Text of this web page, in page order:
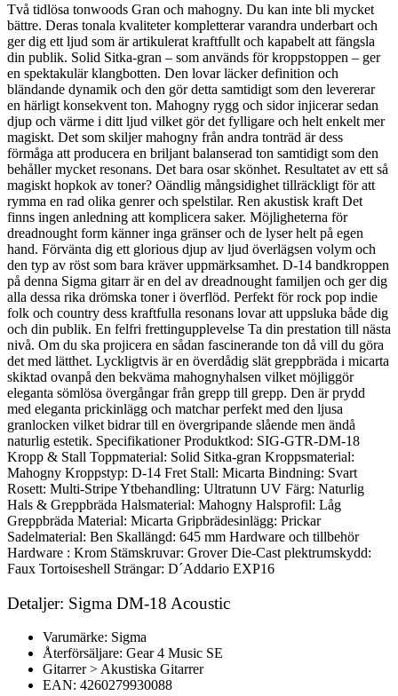
Två tidlösa tonwoods Gran och mahogny. Du kan inte bli mycket
bättre. Deras tonala kvaliteter kompletterar varandra underbart och
ger dig ett ljud som är artikulerat kraftfullt och kapabelt att fängsla
din publik. Solid Sitka-gran – som används för kroppstoppen – ger
en spektakulär klangbotten. Den lovar läcker definition och
bländande dynamik och den gör detta samtidigt som den levererar
en härligt konsekvent ton. Mahogny rygg och sidor injicerar sedan
djup och värme i ditt ljud vilket gör det fylligare och helt enkelt mer
magiskt. Det som skiljer mahogny från andra tonträd är dess
förmåga att producera en briljant balanserad ton samtidigt som den
behåller mycket resonans. Det bara osar skönhet. Resultatet av ett så
magiskt hopkok av toner? Oändlig mångsidighet tillräckligt för att
rymma en rad olika genrer och spelstilar. Ren akustisk kraft Det
finns ingen anledning att komplicera saker. Möjligheterna för
dreadnought form känner inga gränser och de lyser helt på egen
hand. Förvänta dig ett glorious djup av ljud överlägsen volym och
den typ av röst som bara kräver uppmärksamhet. D-14 bandkroppen
på denna Sigma gitarr är en del av dreadnought familjen och ger dig
alla dessa rika drömska toner i överflöd. Perfekt för rock pop indie
folk och country dess kraftfulla resonans lovar att uppsluka både dig
och din publik. En felfri frettingupplevelse Ta din prestation till nästa
nivå. Om du ska projicera en sådan fascinerande ton då vill du göra
det med lätthet. Lyckligtvis är en överdådig slät greppbräda i micarta
skiktad ovanpå den bekväma mahognyhalsen vilket möjliggör
eleganta sömlösa övergångar från grepp till grepp. Den är prydd
med eleganta prickinlägg och matchar perfekt med den ljusa
granlocken vilket bidrar till en övergripande slående men ändå
naturlig estetik. Specifikationer Produktkod: SIG-GTR-DM-18
Kropp & Stall Toppmaterial: Solid Sitka-gran Kroppsmaterial:
Mahogny Kroppstyp: D-14 Fret Stall: Micarta Bindning: Svart
Rosett: Multi-Stripe Ytbehandling: Ultratunn UV Färg: Naturlig
Hals & Greppbräda Halsmaterial: Mahogny Halsprofil: Låg
Greppbräda Material: Micarta Gripbrädesinlägg: Prickar
Sadelmaterial: Ben Skallängd: 645 mm Hardware och tillbehör
Hardware : Krom Stämskruvar: Grover Die-Cast plektrumskydd:
Faux Tortoiseshell Strängar: D´Addario EXP16
Detaljer: Sigma DM-18 Acoustic
Varumärke: Sigma
Återförsäljare: Gear 4 Music SE
Gitarrer > Akustiska Gitarrer
EAN: 4260279930088